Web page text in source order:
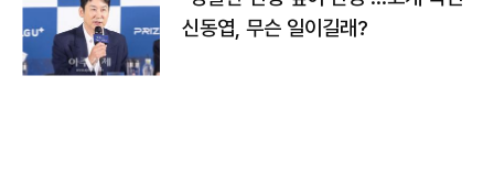
신동엽, 무슨 일이길래?